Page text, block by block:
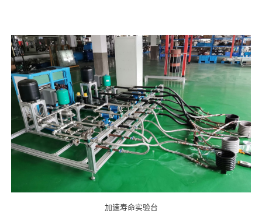
加速寿命实验台